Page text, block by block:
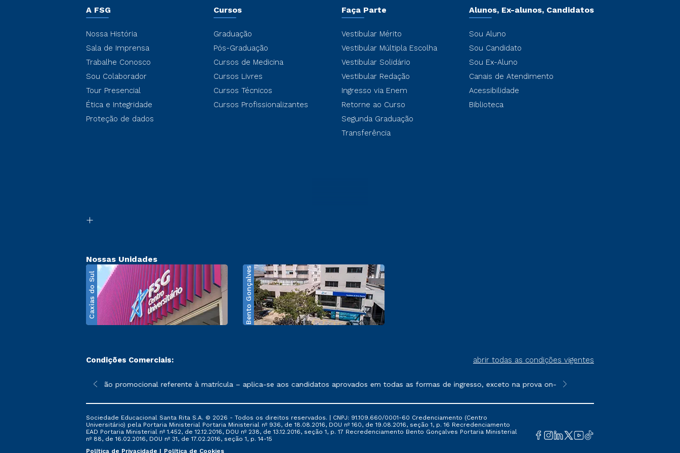
A FSG
Nossa História
Sala de Imprensa
Trabalhe Conosco
Sou Colaborador
Tour Presencial
Ética e Integridade
Proteção de dados
Cursos
Graduação
Pós-Graduação
Cursos de Medicina
Cursos Livres
Cursos Técnicos
Cursos Profissionalizantes
Faça Parte
Vestibular Mérito
Vestibular Múltipla Escolha
Vestibular Solidário
Vestibular Redação
Ingresso via Enem
Retorne ao Curso
Segunda Graduação
Transferência
Alunos, Ex-alunos, Candidatos
Sou Aluno
Sou Candidato
Sou Ex-Aluno
Canais de Atendimento
Acessibilidade
Biblioteca
Nossas Unidades
Caxias do Sul Bento Gonçalves
Condições Comerciais: abrir todas as condições vigentes
sofrer alterações nos períodos de rematrícula conforme exposto no contrato de prestação de serviços.
*A condição promocional referente à matrícula – aplica-se aos candidatos aprovados em todas as formas de ingresso, exceto na prova on-line ou agendada, que ofertam
**Semipresencial é um formato do
Sociedade Educacional Santa Rita S.A. © 2026 - Todos os direitos reservados. | CNPJ: 91.109.660/0001-60 Credenciamento (Centro
Universitário) pela Portaria Ministerial Portaria Ministerial nº 936, de 18.08.2016, DOU nº 160, de 19.08.2016, seção 1, p. 16 Recredenciamento
EAD Portaria Ministerial nº 1.452, de 12.12.2016, DOU nº 238, de 13.12.2016, seção 1, p. 17 Recredenciamento Bento Gonçalves Portaria Ministerial
nº 88, de 16.02.2016, DOU nº 31, de 17.02.2016, seção 1, p. 14-15
Política de Privacidade
Política de Cookies